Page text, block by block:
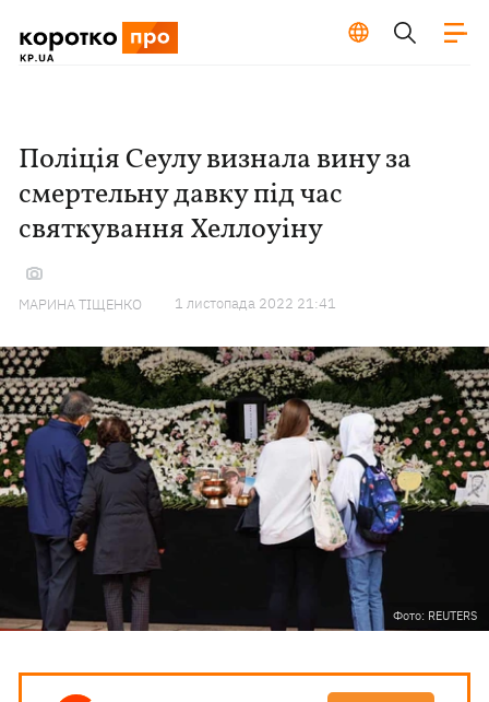
Поліція Сеулу визнала вину за
смертельну давку під час
святкування Хеллоуіну
МАРИНА ТІЩЕНКО 1 листопада 2022 21:41
Фото: REUTERS